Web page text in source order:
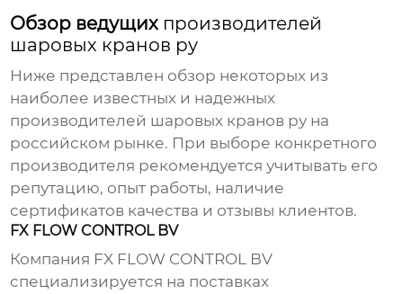
Обзор ведущих производителей
шаровых кранов ру
Ниже представлен обзор некоторых из
наиболее известных и надежных
производителей шаровых кранов ру на
российском рынке. При выборе конкретного
производителя рекомендуется учитывать его
репутацию, опыт работы, наличие
сертификатов качества и отзывы клиентов.
FX FLOW CONTROL BV
Компания FX FLOW CONTROL BV
специализируется на поставках